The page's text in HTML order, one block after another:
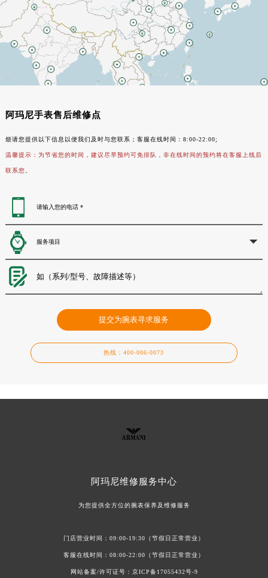
阿玛尼手表售后维修点
烦请您提供以下信息以便我们及时与您联系；客服在线时间：8:00-22:00;
温馨提示：为节省您的时间，建议尽早预约可免排队，非在线时间的预约将在客服上线后
联系您。
提交为腕表寻求服务
热线：400-006-0073
阿玛尼维修服务中心
为您提供全方位的腕表保养及维修服务
门店营业时间：09:00-19:30（节假日正常营业）
客服在线时间：08:00-22:00（节假日正常营业）
网站备案/许可证号： 京ICP备17055432号-9